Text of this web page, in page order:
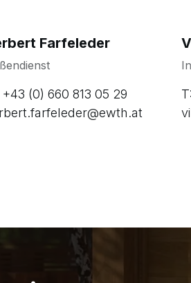
Farfeleder
(0) 660 813 05 29